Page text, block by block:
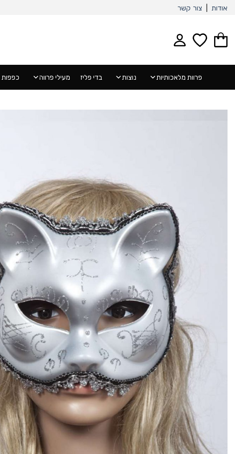
Skip
content
אודות צור קשר
פרוות מלאכותיות נוצות בדי פליז מעילי פרווה כפפות